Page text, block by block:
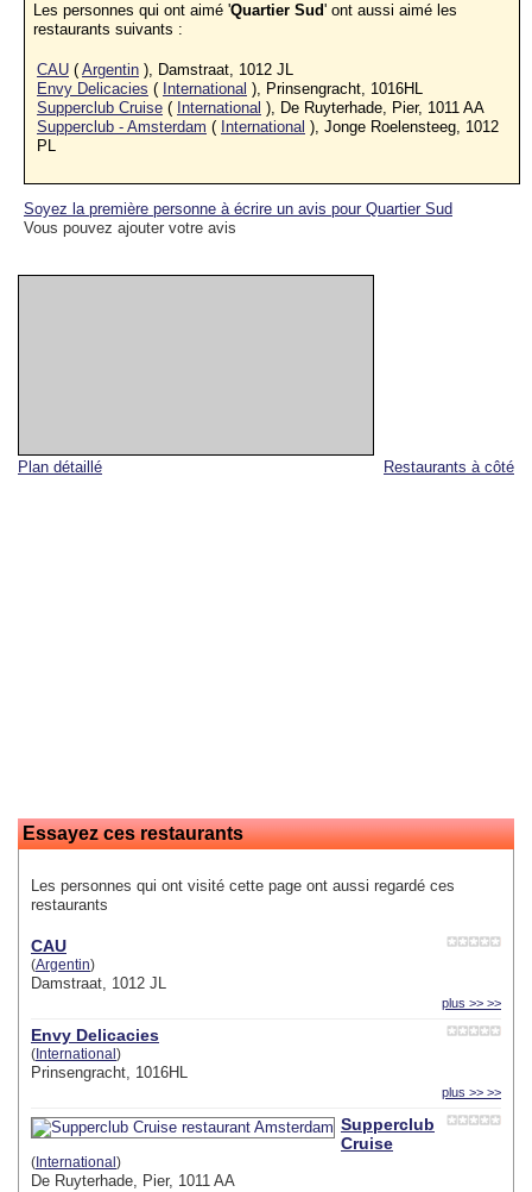
Restaurants à côté
Plan détaillé
Essayez ces restaurants
Les personnes qui ont visité cette page ont aussi regardé ces
restaurants
CAU
(Argentin)
Damstraat, 1012 JL
plus >> >>
Envy Delicacies
( International )
Prinsengracht, 1016HL
plus >> >>
Supperclub
Cruise
( International )
De Ruyterhade, Pier, 1011 AA
Les personnes qui ont aimé 'Quartier Sud' ont aussi aimé les
restaurants suivants :
CAU ( Argentin ), Damstraat, 1012 JL
Envy Delicacies ( International ), Prinsengracht, 1016HL
Supperclub Cruise ( International ), De Ruyterhade, Pier, 1011 AA
Supperclub - Amsterdam ( International ), Jonge Roelensteeg, 1012
PL
Soyez la première personne à écrire un avis pour Quartier Sud
Vous pouvez ajouter votre avis